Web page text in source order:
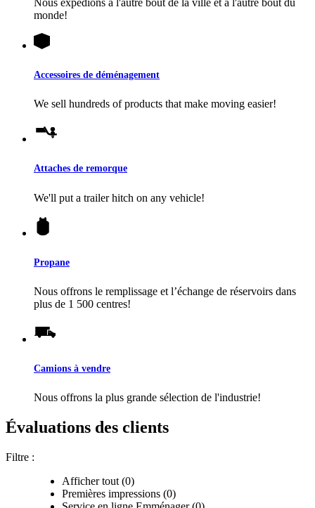
Nous expédions à l'autre bout de la ville et à l'autre bout du
monde!
Accessoires de déménagement
We sell hundreds of products that make moving easier!
Attaches de remorque
We'll put a trailer hitch on any vehicle!
Propane
Nous offrons le remplissage et l’échange de réservoirs dans
plus de 1 500 centres!
Camions à vendre
Nous offrons la plus grande sélection de l'industrie!
Évaluations des clients
Filtre :
Afficher tout (0)
Premières impressions (0)